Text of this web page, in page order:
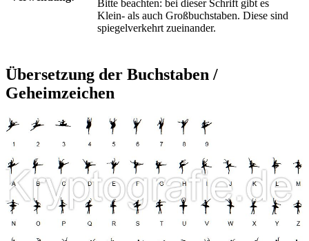
Bitte beachten: bei dieser Schrift gibt es
Klein- als auch Großbuchstaben. Diese sind
spiegelverkehrt zueinander.
Übersetzung der Buchstaben /
Geheimzeichen